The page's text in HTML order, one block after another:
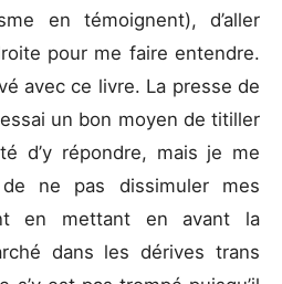
en témoignent), d’aller
pour me faire entendre.
avec ce livre. La presse de
un bon moyen de titiller
d’y répondre, mais je me
ne pas dissimuler mes
en mettant en avant la
dans les dérives trans